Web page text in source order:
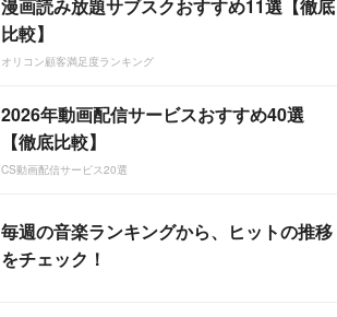
漫画読み放題サブスクおすすめ11選【徹底
比較】
オリコン顧客満足度ランキング
2026年動画配信サービスおすすめ40選
【徹底比較】
CS動画配信サービス20選
毎週の音楽ランキングから、ヒットの推移
をチェック！